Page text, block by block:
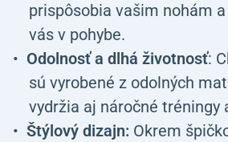
prispôsobia vašim nohám
vás v pohybe.
Odolnosť a dlhá životnosť:
sú vyrobené z odolných
vydržia aj náročné tréningy
Štýlový dizajn: Okrem